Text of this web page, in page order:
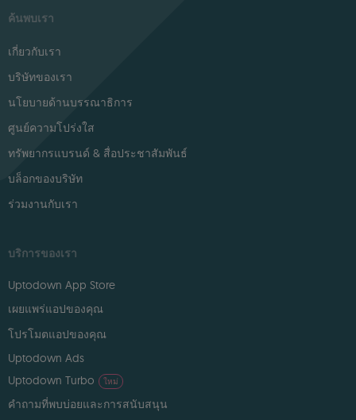
ค้นพบเรา
เกี่ยวกับเรา
บริษัทของเรา
นโยบายด้านบรรณาธิการ
ศูนย์ความโปร่งใส
ทรัพยากรแบรนด์ & สื่อประชาสัมพันธ์
บล็อกของบริษัท
ร่วมงานกับเรา
บริการของเรา
Uptodown App Store
เผยแพร่แอปของคุณ
โปรโมตแอปของคุณ
Uptodown Ads
Uptodown Turbo
ใหม่
คำถามที่พบบ่อยและการสนับสนุน